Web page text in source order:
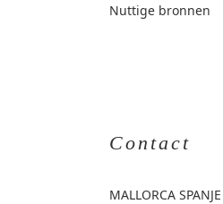
Nuttige bronnen
Contact
MALLORCA SPANJE